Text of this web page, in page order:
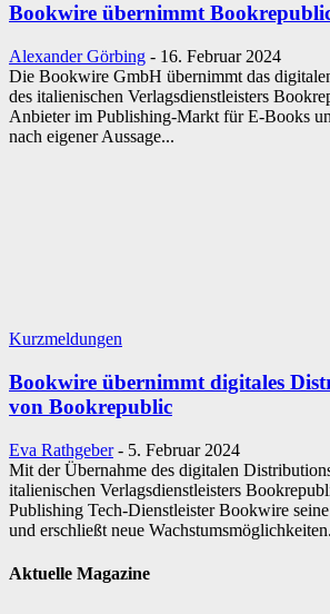
Bookwire übernimmt
Alexander Görbing - 16. Februar 2024
Die Bookwire GmbH übernimmt das
des italienischen Verlagsdienstleisters
Anbieter im Publishing-Markt für E-Books
nach eigener Aussage...
Kurzmeldungen
Bookwire übernimmt digitales
von Bookrepublic
Eva Rathgeber - 5. Februar 2024
Mit der Übernahme des digitalen
italienischen Verlagsdienstleisters
Publishing Tech-Dienstleister Bookwire
und erschließt neue
Aktuelle Magazine